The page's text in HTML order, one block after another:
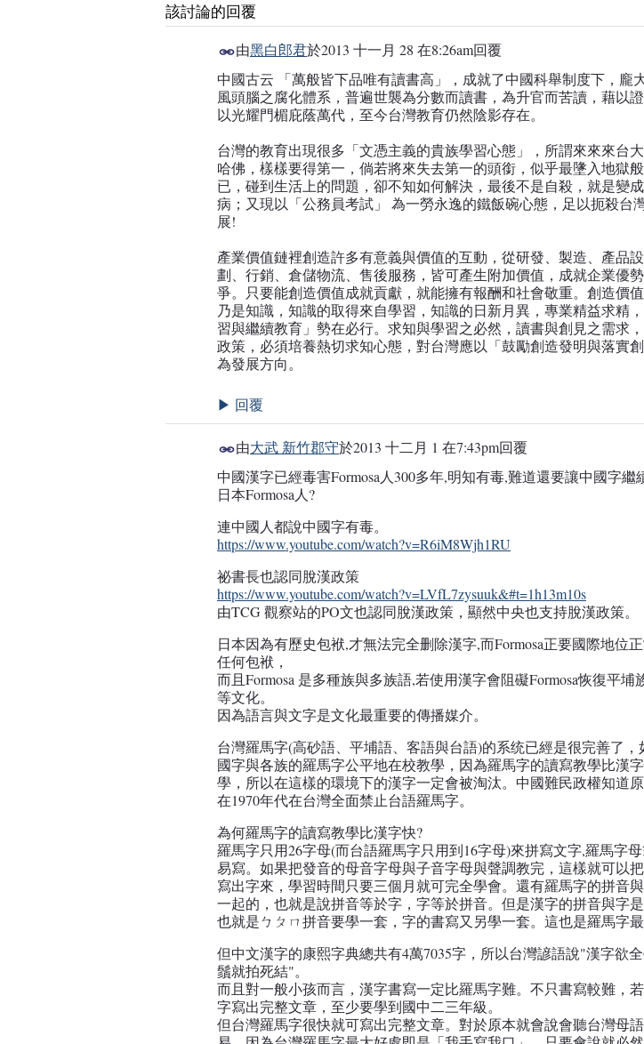
該討論的回覆
由黑白郎君於2013 十一月 28 在8:26am回覆
中國古云 「萬般皆下品唯有讀書高」，成就了中國科舉制度下，龐
風頭腦之腐化體系，普遍世襲為分數而讀書，為升官而苦讀，藉以
以光耀門楣庇蔭萬代，至今台灣教育仍然陰影存在。
台灣的教育出現很多「文憑主義的貴族學習心態」，所謂來來來台
哈佛，樣樣要得第一，倘若將來失去第一的頭銜，似乎最墬入地獄
已，碰到生活上的問題，卻不知如何解決，最後不是自殺，就是變
病；又現以「公務員考試」 為一勞永逸的鐵飯碗心態，足以扼殺台
展!
產業價值鏈裡創造許多有意義與價值的互動，從研發、製造、產品
劃、行銷、倉儲物流、售後服務，皆可產生附加價值，成就企業優
爭。只要能創造價值成就貢獻，就能擁有報酬和社會敬重。創造價
乃是知識，知識的取得來自學習，知識的日新月異，專業精益求精
習與繼續教育」勢在必行。求知與學習之必然，讀書與創見之需求
政策，必須培養熱切求知心態，對台灣應以「鼓勵創造發明與落實創
為發展方向。
▶ 回覆
由大武 新竹郡守於2013 十二月 1 在7:43pm回覆
中國漢字已經毒害Formosa人300多年,明知有毒,難道還要讓中國字繼
日本Formosa人?
連中國人都說中國字有毒。
https://www.youtube.com/watch?v=R6iM8Wjh1RU
祕書長也認同脫漢政策
https://www.youtube.com/watch?v=LVfL7zysuuk&#t=1h13m10s
由TCG 觀察站的PO文也認同脫漢政策，顯然中央也支持脫漢政策。
日本因為有歷史包袱,才無法完全删除漢字,而Formosa正要國際地位
任何包袱，
而且Formosa 是多種族與多族語,若使用漢字會阻礙Formosa恢復平埔
等文化。
因為語言與文字是文化最重要的傳播媒介。
台灣羅馬字(高砂語、平埔語、客語與台語)的系统已經是很完善了，
國字與各族的羅馬字公平地在校教學，因為羅馬字的讀寫教學比漢
學，所以在這樣的環境下的漢字一定會被淘汰。中國難民政權知道
在1970年代在台灣全面禁止台語羅馬字。
為何羅馬字的讀寫教學比漢字快?
羅馬字只用26字母(而台語羅馬字只用到16字母)來拼寫文字,羅馬字
易寫。如果把發音的母音字母與子音字母與聲調教完，這樣就可以
寫出字來，學習時間只要三個月就可完全學會。還有羅馬字的拼音
一起的，也就是說拼音等於字，字等於拼音。但是漢字的拼音與字是
也就是ㄅㄆㄇ拼音要學一套，字的書寫又另學一套。這也是羅馬字最
但中文漢字的康熙字典總共有4萬7035字，所以台灣諺語說"漢字欲
鬚就拍死結"。
而且對一般小孩而言，漢字書寫一定比羅馬字難。不只書寫較難，
字寫出完整文章，至少要學到國中二三年級。
但台灣羅馬字很快就可寫出完整文章。對於原本就會說會聽台灣母